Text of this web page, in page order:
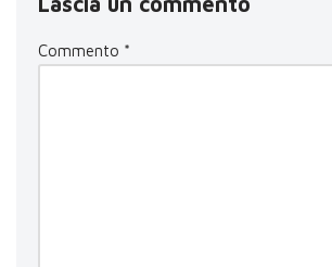
Commento *